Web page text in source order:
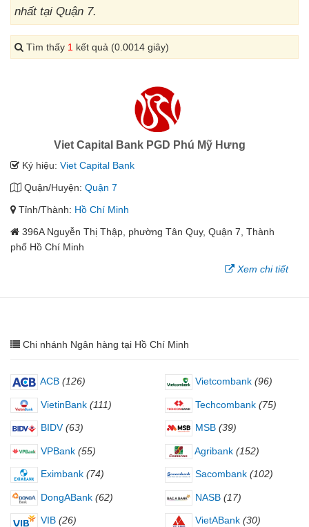
nhất tại Quận 7.
Tìm thấy 1 kết quả (0.0014 giây)
Viet Capital Bank PGD Phú Mỹ Hưng
Ký hiệu: Viet Capital Bank
Quận/Huyện: Quận 7
Tỉnh/Thành: Hồ Chí Minh
396A Nguyễn Thị Thập, phường Tân Quy, Quận 7, Thành
phố Hồ Chí Minh
Xem chi tiết
Chi nhánh Ngân hàng tại Hồ Chí Minh
ACB (126) Vietcombank (96)
VietinBank (111) Techcombank (75)
BIDV (63) MSB (39)
VPBank (55) Agribank (152)
Eximbank (74) Sacombank (102)
DongABank (62) NASB (17)
VIB (26) VietABank (30)